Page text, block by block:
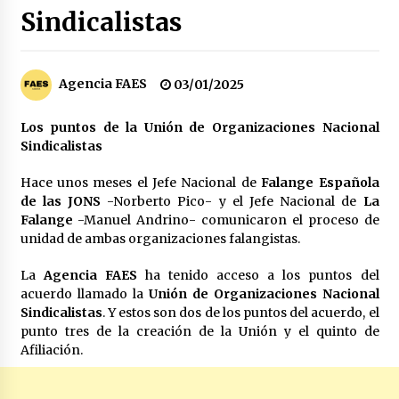
Los socios de Gobierno contra la Ley de
vivienda de Pedro Sánchez
09/01/2026
Las charos se manifiestan en Ferraz para
apoyar a Pedro Sánchez
28/04/2024
Abascal y Zapatero defiende la inmigración
masiva
27/04/2024
Sindicalistas
Agencia FAES 03/01/2025
Los puntos de la Unión de Organizaciones Nacional
Sindicalistas
Hace unos meses el Jefe Nacional deFalange Española
de las JONS -Norberto Pico- y el Jefe Nacional de La
Falange -Manuel Andrino- comunicaron el proceso de
unidad de ambas organizaciones falangistas.
LaAgencia FAES ha tenido acceso a los puntos del
acuerdo llamado la Unión de Organizaciones Nacional
Sindicalistas. Y estos son dos de los puntos del acuerdo, el
punto tres de la creación de la Unión y el quinto de
Afiliación.